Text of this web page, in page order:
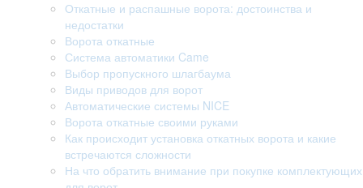
Откатные и распашные ворота: достоинства и
недостатки
Ворота откатные
Система автоматики Came
Выбор пропускного шлагбаума
Виды приводов для ворот
Автоматические системы NICE
Ворота откатные своими руками
Как происходит установка откатных ворота и какие
встречаются сложности
На что обратить внимание при покупке комплектующих